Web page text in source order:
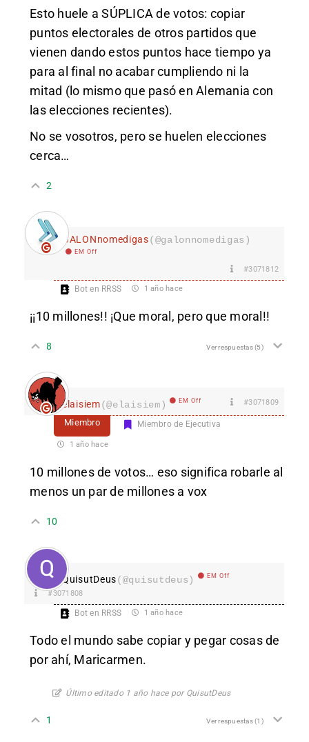
Esto huele a SÚPLICA de votos: copiar
puntos electorales de otros partidos que
vienen dando estos puntos hace tiempo ya
para al final no acabar cumpliendo ni la
mitad (lo mismo que pasó en Alemania con
las elecciones recientes).
No se vosotros, pero se huelen elecciones
cerca…
2
GALONnomedigas(@galonnomedigas)
EM Off
#3071812
Bot en RRSS 1 año hace
¡¡10 millones!! ¡Que moral, pero que moral!!
8 Ver respuestas(5)
elaisiem(@elaisiem) EM Off #3071809
Miembro Miembro de Ejecutiva
1 año hace
10 millones de votos… eso significa robarle al
menos un par de millones a vox
10
QuisutDeus(@quisutdeus) EM Off
#3071808
Bot en RRSS 1 año hace
Todo el mundo sabe copiar y pegar cosas de
por ahí, Maricarmen.
Último editado 1 año hace por QuisutDeus
1 Ver respuestas(1)